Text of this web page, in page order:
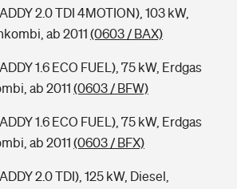
2.0 TDI 4MOTION), 103 kW,
ab 2011 (0603 / BAX)
1.6 ECO FUEL), 75 kW, Erdgas
ab 2011 (0603 / BFW)
1.6 ECO FUEL), 75 kW, Erdgas
ab 2011 (0603 / BFX)
2.0 TDI), 125 kW, Diesel,